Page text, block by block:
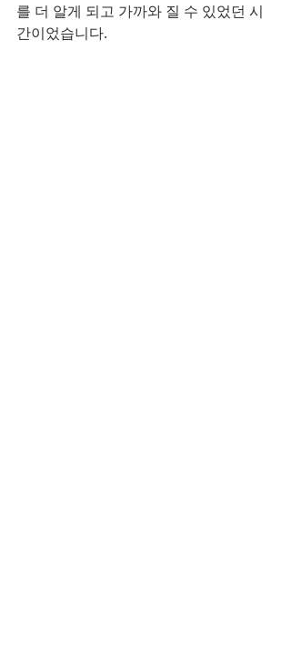
를 더 알게 되고 가까와 질 수 있었던 시
간이었습니다.